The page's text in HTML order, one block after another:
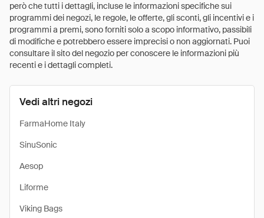
però che tutti i dettagli, incluse le informazioni specifiche sui
programmi dei negozi, le regole, le offerte, gli sconti, gli incentivi e i
programmi a premi, sono forniti solo a scopo informativo, passibili
di modifiche e potrebbero essere imprecisi o non aggiornati. Puoi
consultare il sito del negozio per conoscere le informazioni più
recenti e i dettagli completi.
Vedi altri negozi
FarmaHome Italy
SinuSonic
Aesop
Liforme
Viking Bags